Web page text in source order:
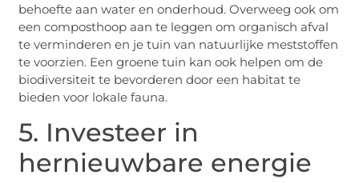
behoefte aan water en onderhoud. Overweeg ook om
een composthoop aan te leggen om organisch afval
te verminderen en je tuin van natuurlijke meststoffen
te voorzien. Een groene tuin kan ook helpen om de
biodiversiteit te bevorderen door een habitat te
bieden voor lokale fauna.
5. Investeer in
hernieuwbare energie